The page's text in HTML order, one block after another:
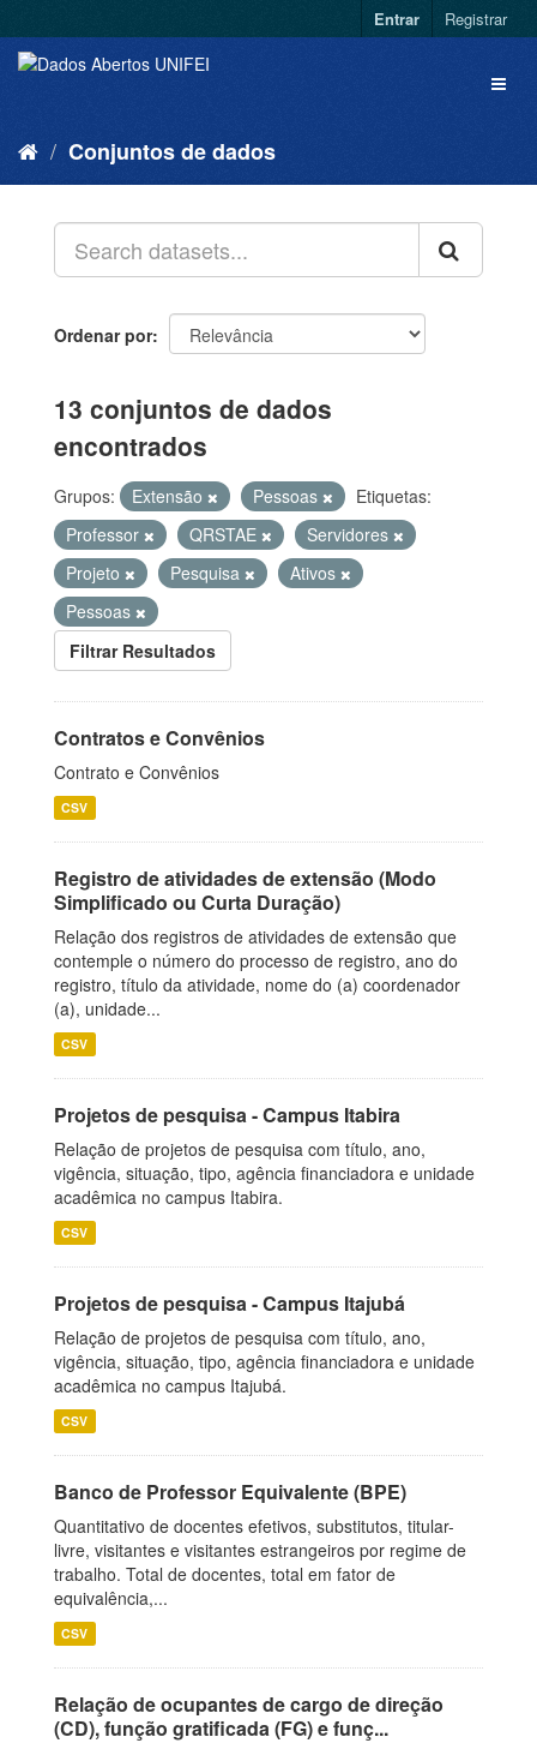
Entrar Registrar
Conjuntos de dados
Ordenar por
13 conjuntos de dados
encontrados
Grupos: Extensão Pessoas
Etiquetas:
Professor
QRSTAE
Servidores
Projeto
Pesquisa
Ativos
Pessoas
Filtrar Resultados
Contratos e Convênios
Contrato e Convênios
CSV
Registro de atividades de extensão (Modo
Simplificado ou Curta Duração)
Relação dos registros de atividades de extensão que
contemple o número do processo de registro, ano do
registro, título da atividade, nome do (a) coordenador
(a), unidade...
CSV
Projetos de pesquisa - Campus Itabira
Relação de projetos de pesquisa com título, ano,
vigência, situação, tipo, agência financiadora e unidade
acadêmica no campus Itabira.
CSV
Projetos de pesquisa - Campus Itajubá
Relação de projetos de pesquisa com título, ano,
vigência, situação, tipo, agência financiadora e unidade
acadêmica no campus Itajubá.
CSV
Banco de Professor Equivalente (BPE)
Quantitativo de docentes efetivos, substitutos, titular-
livre, visitantes e visitantes estrangeiros por regime de
trabalho. Total de docentes, total em fator de
equivalência,...
CSV
Relação de ocupantes de cargo de direção
(CD), função gratificada (FG) e funç...